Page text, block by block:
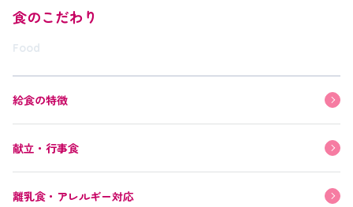
食のこだわり
Food
給食の特徴
献立・行事食
離乳食・アレルギー対応